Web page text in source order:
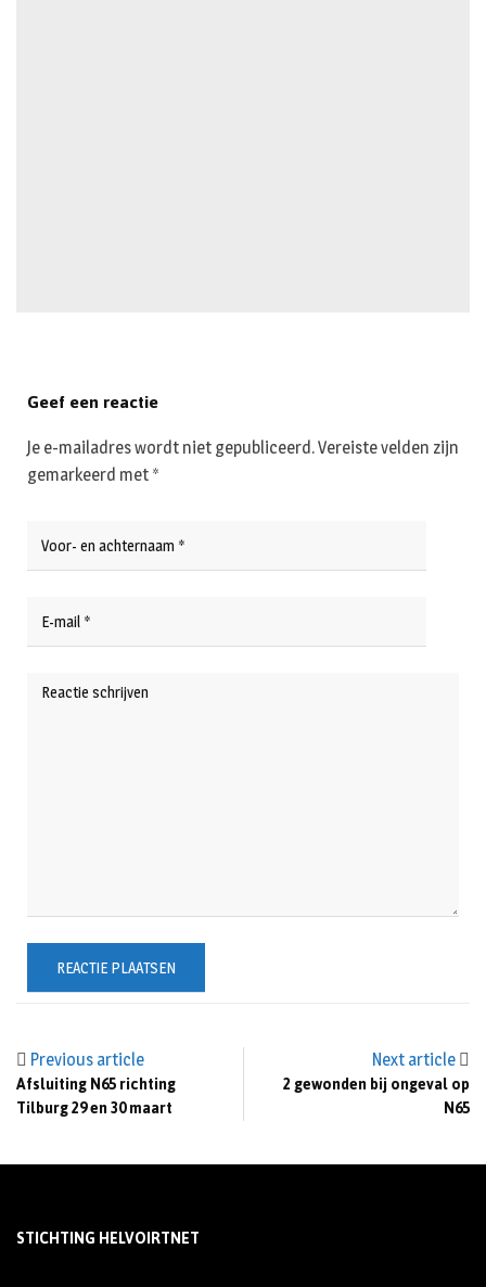
Previous article
Afsluiting N65 richting
Tilburg 29 en 30 maart
Next article
2 gewonden bij ongeval op
N65
Geef een reactie
Je e-mailadres wordt niet gepubliceerd.Vereiste velden zijn
gemarkeerd met *
STICHTING HELVOIRTNET